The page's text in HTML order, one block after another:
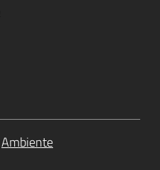
Ambiente